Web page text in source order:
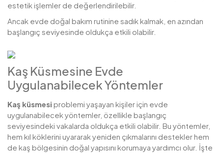
estetik işlemler de değerlendirilebilir.
Ancak evde doğal bakım rutinine sadık kalmak, en azından
başlangıç seviyesinde oldukça etkili olabilir.
Kaş Küsmesine Evde
Uygulanabilecek Yöntemler
Kaş küsmesi problemi yaşayan kişiler için evde
uygulanabilecek yöntemler, özellikle başlangıç
seviyesindeki vakalarda oldukça etkili olabilir. Bu yöntemler,
hem kıl köklerini uyararak yeniden çıkmalarını destekler hem
de kaş bölgesinin doğal yapısını korumaya yardımcı olur. İşte